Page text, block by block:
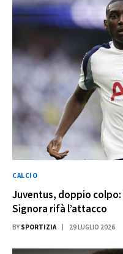
CALCIO
Juventus, doppio colpo:
Signora rifà l’attacco
BY SPORTIZIA 29 LUGLIO 2026